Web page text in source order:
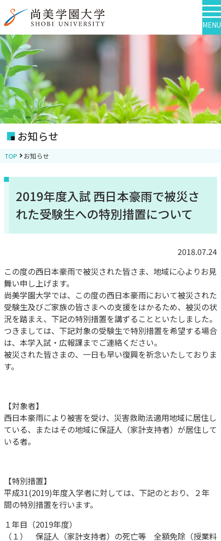
MENU
お知らせ
TOP お知らせ
2019年度入試 西日本豪雨で被災さ
れた受験生への特別措置について
2018.07.24
この度の西日本豪雨で被災された皆さま、地域に心よりお見
舞い申し上げます。
尚美学園大学では、この度の西日本豪雨において被災された
受験生及びご家族の皆さまへの支援をはかるため、被災の状
況を踏まえ、下記の特別措置を講ずることといたしました。
つきましては、下記対象の受験生で特別措置を希望する場合
は、本学入試・広報課までご連絡ください。
被災された皆さまの、一日も早い復興を祈念いたしておりま
す。
【対象者】
西日本豪雨により被害を受け、災害救助法適用地域に居住し
ている、またはその地域に保証人（家計支持者）が居住して
いる者。
【特別措置】
平成31(2019)年度入学者に対しては、下記のとおり、２年
間の特別措置を行います。
１年目（2019年度）
（１） 保証人（家計支持者）の死亡等 全額免除（授業料